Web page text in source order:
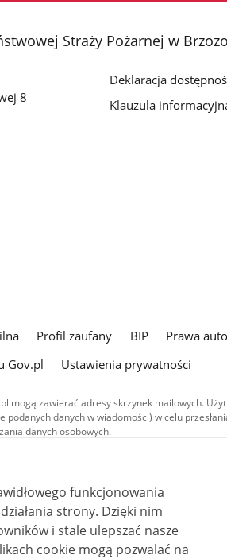
Straży Pożarnej w
8
Deklaracja
Klauzula
Profil zaufany BIP Prawa
Gov.pl
Ustawienia prywatności
mogą zawierać adresy skrzynek mailowych.
danych w wiadomości) w celu
danych osobowych.
w serwisie (z wyłączeniem treści
Creative Commons: uznanie autorstwa - na
4.0). Materiały audiowizualne, w tym zdjęcia,
typu Creative Commons: uznanie autorstwa
(CC BY-NC-ND 4.0), o ile nie jest to stwierdzone
funkcjonowania
strony. Dzięki nim
i stale ulepszać nasze